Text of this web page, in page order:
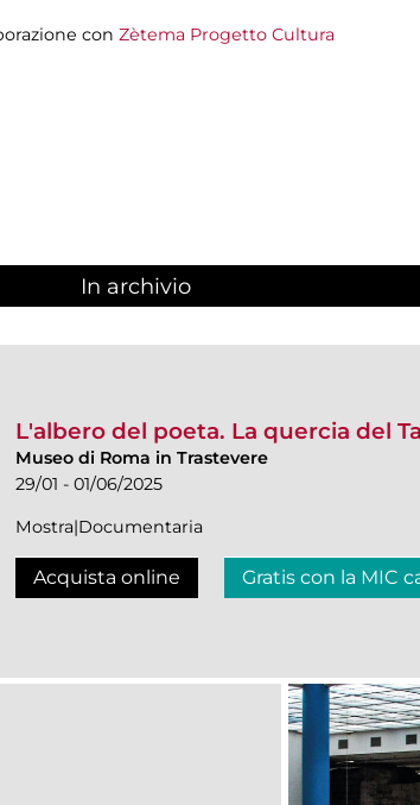
con Zètema Progetto Cultura
In archivio
L'albero del poeta. La quercia del
Museo di Roma in Trastevere
29/01 - 01/06/2025
Mostra|Documentaria
Acquista online Gratis con la MIC